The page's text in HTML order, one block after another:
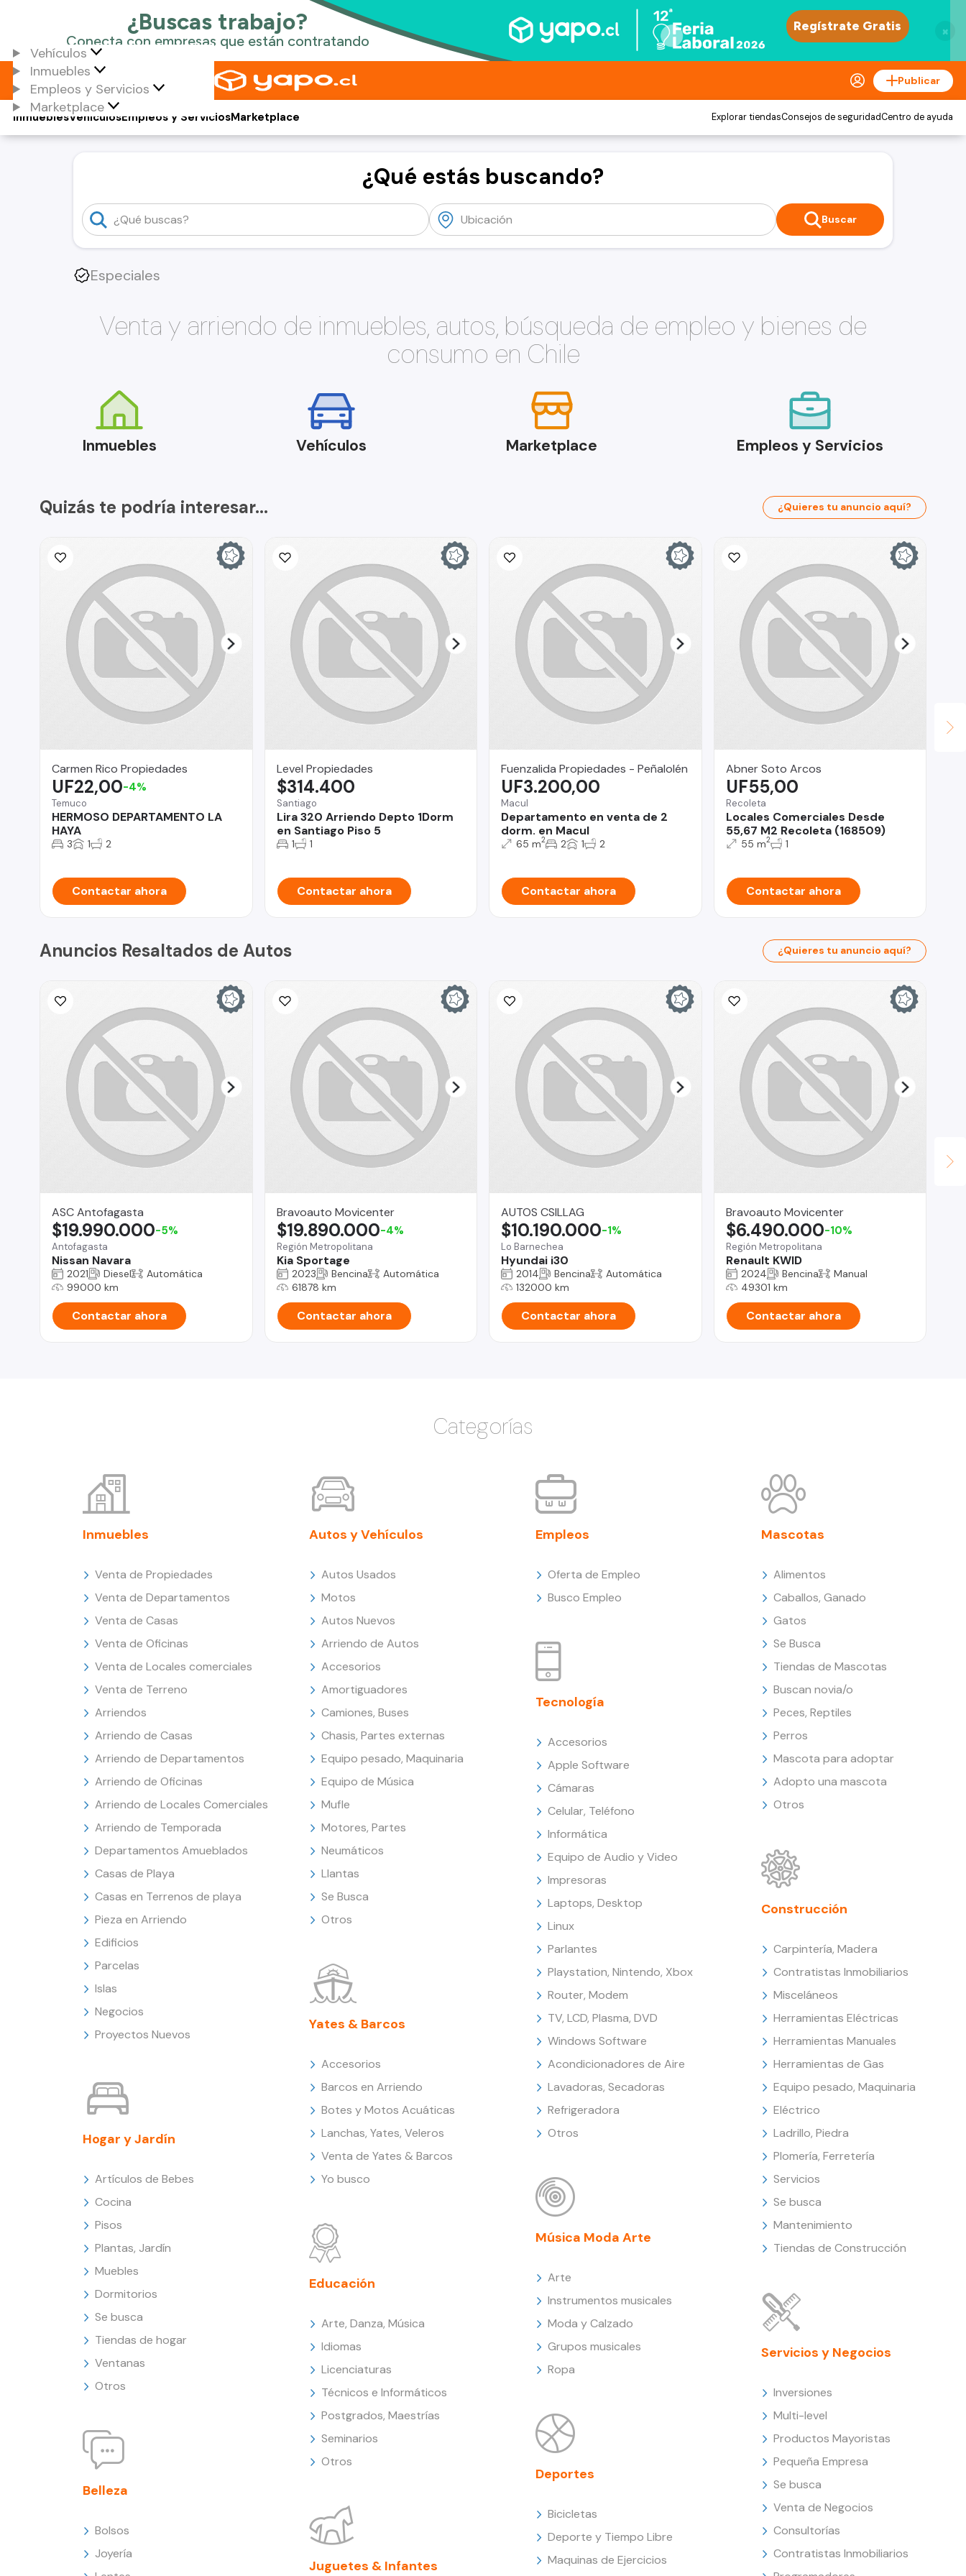
×
Vehículos
Inmuebles
Empleos y Servicios
Marketplace
Publicar
Vehículos
Inmuebles Empleos y ServiciosMarketplace Explorar tiendasConsejos de seguridadCentro de ayuda
¿Qué estás buscando?
Buscar
Especiales
Venta y arriendo de inmuebles, autos, búsqueda de empleo y bienes de
consumo en Chile
Inmuebles Vehículos Marketplace Empleos y Servicios
Quizás te podría interesar... ¿Quieres tu anuncio aquí?
Carmen Rico Propiedades
Temuco
HERMOSO DEPARTAMENTO LA
HAYA
UF22,00-4%
3 1 2
Contactar ahora
Level Propiedades
Santiago
Lira 320 Arriendo Depto 1Dorm
en Santiago Piso 5
$314.400
1 1
Contactar ahora
Fuenzalida Propiedades - Peñalolén
Macul
Departamento en venta de 2
dorm. en Macul
UF3.200,00
65 m2 2 1 2
Contactar ahora
Abner Soto Arcos
Recoleta
Locales Comerciales Desde
55,67 M2 Recoleta (168509)
UF55,00
55 m2 1
Contactar ahora
Anuncios Resaltados de Autos ¿Quieres tu anuncio aquí?
ASC Antofagasta
Antofagasta
Nissan Navara
$19.990.000-5%
2021 Diesel
Automática
99000 km
Contactar ahora
Bravoauto Movicenter
Región Metropolitana
Kia Sportage
$19.890.000-4%
2023 Bencina
Automática
61878 km
Contactar ahora
AUTOS CSILLAG
Lo Barnechea
Hyundai i30
$10.190.000-1%
2014 Bencina
Automática
132000 km
Contactar ahora
Bravoauto Movicenter
Región Metropolitana
Renault KWID
$6.490.000-10%
2024 Bencina
Manual
49301 km
Contactar ahora
Categorías
Inmuebles
Venta de Propiedades
Venta de Departamentos
Venta de Casas
Venta de Oficinas
Venta de Locales comerciales
Venta de Terreno
Arriendos
Arriendo de Casas
Arriendo de Departamentos
Arriendo de Oficinas
Arriendo de Locales Comerciales
Arriendo de Temporada
Departamentos Amueblados
Casas de Playa
Casas en Terrenos de playa
Pieza en Arriendo
Edificios
Parcelas
Islas
Negocios
Proyectos Nuevos
Hogar y Jardín
Artículos de Bebes
Cocina
Pisos
Plantas, Jardín
Muebles
Dormitorios
Se busca
Tiendas de hogar
Ventanas
Otros
Belleza
Bolsos
Joyería
Autos y Vehículos
Autos Usados
Motos
Autos Nuevos
Arriendo de Autos
Accesorios
Amortiguadores
Camiones, Buses
Chasis, Partes externas
Equipo pesado, Maquinaria
Equipo de Música
Mufle
Motores, Partes
Neumáticos
Llantas
Se Busca
Otros
Yates & Barcos
Accesorios
Barcos en Arriendo
Botes y Motos Acuáticas
Lanchas, Yates, Veleros
Venta de Yates & Barcos
Yo busco
Educación
Arte, Danza, Música
Idiomas
Licenciaturas
Técnicos e Informáticos
Postgrados, Maestrías
Seminarios
Otros
Juguetes & Infantes
Empleos
Oferta de Empleo
Busco Empleo
Tecnología
Accesorios
Apple Software
Cámaras
Celular, Teléfono
Informática
Equipo de Audio y Video
Impresoras
Laptops, Desktop
Linux
Parlantes
Playstation, Nintendo, Xbox
Router, Modem
TV, LCD, Plasma, DVD
Windows Software
Acondicionadores de Aire
Lavadoras, Secadoras
Refrigeradora
Otros
Música Moda Arte
Arte
Instrumentos musicales
Moda y Calzado
Grupos musicales
Ropa
Deportes
Bicicletas
Deporte y Tiempo Libre
Maquinas de Ejercicios
Mascotas
Alimentos
Caballos, Ganado
Gatos
Se Busca
Tiendas de Mascotas
Buscan novia/o
Peces, Reptiles
Perros
Mascota para adoptar
Adopto una mascota
Otros
Construcción
Carpintería, Madera
Contratistas Inmobiliarios
Misceláneos
Herramientas Eléctricas
Herramientas Manuales
Herramientas de Gas
Equipo pesado, Maquinaria
Eléctrico
Ladrillo, Piedra
Plomería, Ferretería
Servicios
Se busca
Mantenimiento
Tiendas de Construcción
Servicios y Negocios
Inversiones
Multi-level
Productos Mayoristas
Pequeña Empresa
Se busca
Venta de Negocios
Consultorías
Contratistas Inmobiliarios